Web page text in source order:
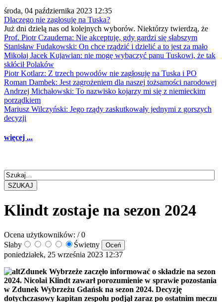
środa, 04 października 2023 12:35
Dlaczego nie zagłosuję na Tuska?
Już dni dzielą nas od kolejnych wyborów. Niektórzy twierdzą, że
Prof. Piotr Czauderna: Nie akceptuję, gdy gardzi się słabszym
Stanisław Fudakowski: On chce rządzić i dzielić a to jest za mało
Mikołaj Jacek Kujawian: nie mogę wybaczyć panu Tuskowi, że tak
skłócił Polaków
Piotr Kotlarz: Z trzech powodów nie zagłosuję na Tuska i PO
Roman Dambek: Jest zagrożeniem dla naszej tożsamości narodowej
Andrzej Michałowski: To nazwisko kojarzy mi się z niemieckim
porządkiem
Mariusz Wilczyński: Jego rządy zaskutkowały jednymi z gorszych
decyzji
więcej ...
SZUKAJ
Klindt zostaje na sezon 2024
Ocena użytkowników: / 0
Słaby
Świetny
poniedziałek, 25 września 2023 12:37
Zdunek Wybrzeże zaczęło informować o składzie na sezon
2024. Nicolai Klindt zawarł porozumienie w sprawie pozostania
w Zdunek Wybrzeżu Gdańsk na sezon 2024. Decyzję
dotychczasowy kapitan zespołu podjął zaraz po ostatnim meczu